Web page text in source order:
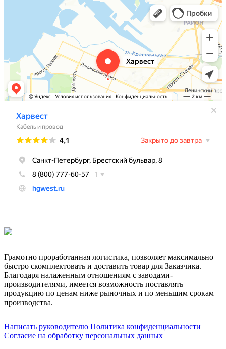
Грамотно проработанная логистика, позволяет максимально
быстро скомплектовать и доставить товар для Заказчика.
Благодаря налаженным отношениям с заводами-
производителями, имеется возможность поставлять
продукцию по ценам ниже рыночных и по меньшим срокам
производства.
Написать руководителю Политика конфиденциальности
Согласие на обработку персональных данных